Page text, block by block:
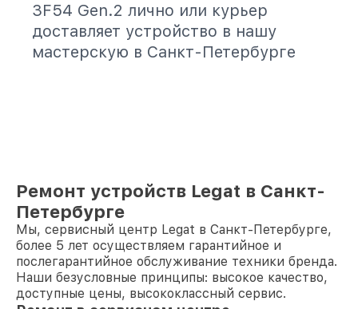
3F54 Gen.2 лично или курьер
доставляет устройство в нашу
мастерскую в Санкт-Петербурге
Ремонт устройств Legat в Санкт-
Петербурге
Мы, сервисный центр Legat в Санкт-Петербурге,
более 5 лет осуществляем гарантийное и
послегарантийное обслуживание техники бренда.
Наши безусловные принципы: высокое качество,
доступные цены, высококлассный сервис.